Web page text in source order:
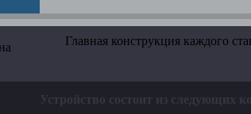
Главная конструкция каждого
Устройство состоит из следующих